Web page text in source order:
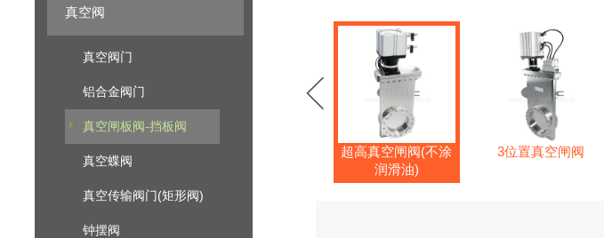
真空阀
真空阀门
铝合金阀门
真空闸板阀-挡板阀
真空蝶阀
真空传输阀门(矩形阀)
钟摆阀
超高真空闸阀(不涂
润滑油)
3位置真空闸阀